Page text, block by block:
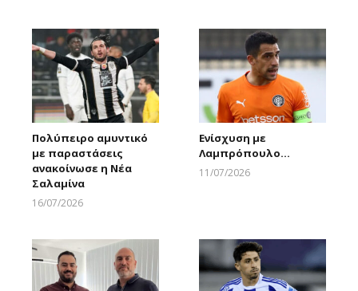
Πολύπειρο αμυντικό
με παραστάσεις
ανακοίνωσε η Νέα
Σαλαμίνα
16/07/2026
Ενίσχυση με
Λαμπρόπουλο…
11/07/2026